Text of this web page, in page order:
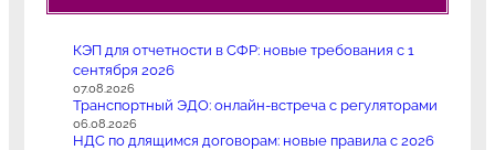
КЭП для отчетности в СФР: новые требования с 1
сентября 2026
07.08.2026
Транспортный ЭДО: онлайн-встреча с регуляторами
06.08.2026
НДС по длящимся договорам: новые правила с 2026